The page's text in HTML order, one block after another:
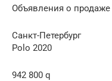
Объявления о
Санкт-Петербург
Polo 2020
942 800 q